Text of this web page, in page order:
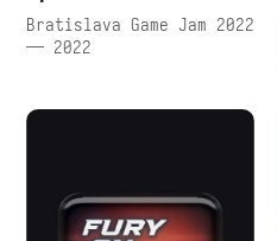
Bratislava Game Jam 2022
— 2022